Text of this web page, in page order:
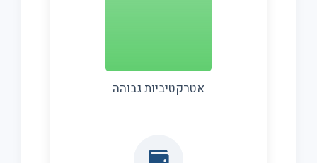
אטרקטיביות גבוהה